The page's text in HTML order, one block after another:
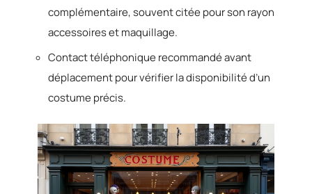
complémentaire, souvent citée pour son rayon
accessoires et maquillage.
Contact téléphonique recommandé avant
déplacement pour vérifier la disponibilité d’un
costume précis.